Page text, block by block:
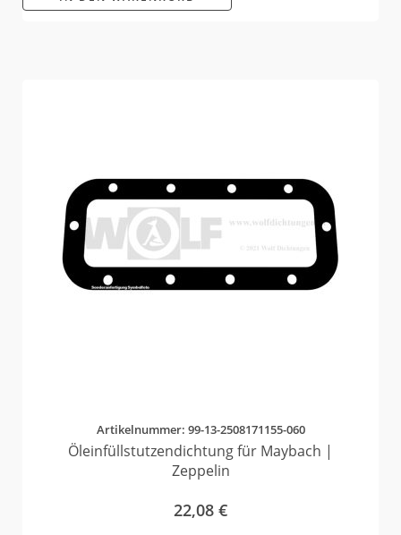
Artikelnummer: 99-13-2508171155-060
Öleinfüllstutzendichtung für Maybach |
Zeppelin
22,08 €